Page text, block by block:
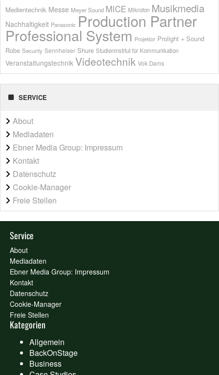
Medientechnik Messe Meyer Sound MICE Mikrofon Musikmedia
Nachhaltigkeit Panasonic Production Partner
Professional System Projektor Prolight + Sound
Robe Security Sennheiser Shure Studieninstitut für Kommunikation
Veranstaltungstechnik Videotechnik Vok Dams
SERVICE
About
Mediadaten
Ebner Media Group: Impressum
Kontakt
Datenschutz
Cookie-Manager
Freie Stellen
Service
About
Mediadaten
Ebner Media Group: Impressum
Kontakt
Datenschutz
Cookie-Manager
Freie Stellen
Kategorien
Allgemein
BackOnStage
Business